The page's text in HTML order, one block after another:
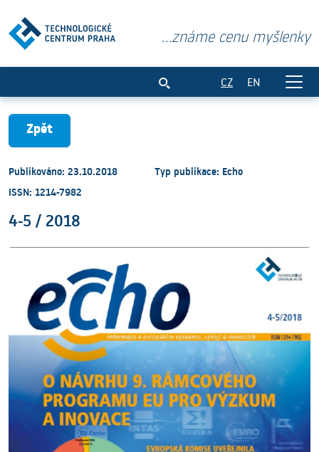
...známe cenu myšlenky
CZ EN
Zpět
Publikováno: 23.10.2018
Typ publikace: Echo
ISSN: 1214-7982
4-5 / 2018